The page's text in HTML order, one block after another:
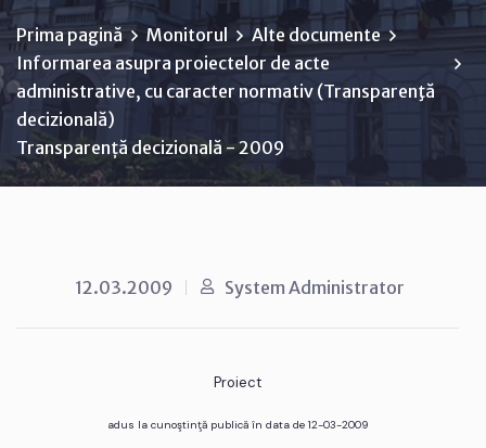
Prima pagină Monitorul
Alte documente
Informarea asupra proiectelor de acte
administrative, cu caracter normativ (Transparenţă
decizională)
Transparență decizională - 2009
12.03.2009 System Administrator
Proiect
adus la cunoştinţă publică în data de 12-03-2009